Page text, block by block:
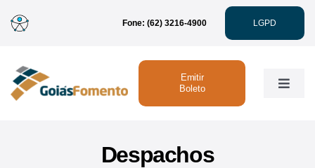
para
conteúdo
Fone: (62) 3216-4900 LGPD
Toggle
Emitir
Boleto
Despachos